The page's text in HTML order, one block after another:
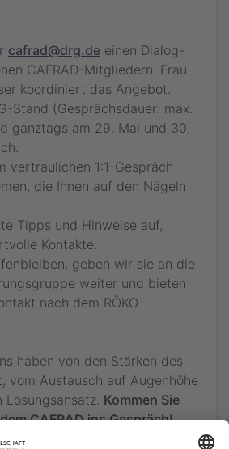
*
dieDatenschutzhinweise .
cafrad@drg.de einen Dialog-
CAFRAD-Mitgliedern. Frau
koordiniert das Angebot.
Stand (Gesprächsdauer: max.
ganztags am 29. Mai und 30.
vertraulichen 1:1-Gespräch
die Ihnen auf den Nägeln
Tipps und Hinweise auf,
Kontakte.
geben wir sie an die
weiter und bieten
nach dem RÖKO
haben von den Stärken des
vom Austausch auf Augenhöhe
Lösungsansatz. Kommen Sie
CAFRAD ins Gespräch!
und Erfahrungswerten